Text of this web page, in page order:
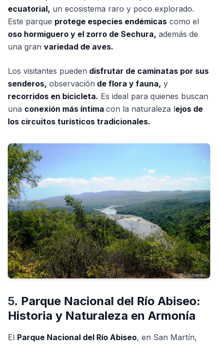
ecuatorial, un ecosistema raro y poco explorado.
Este parque protege especies endémicas como el
oso hormiguero y el zorro de Sechura, además de
una gran variedad de aves.
Los visitantes pueden disfrutar de caminatas por sus
senderos, observación de flora y fauna, y
recorridos en bicicleta. Es ideal para quienes buscan
una conexión más íntima con la naturaleza lejos de
los circuitos turísticos tradicionales.
5. Parque Nacional del Río Abiseo:
Historia y Naturaleza en Armonía
El Parque Nacional del Río Abiseo, en San Martín,